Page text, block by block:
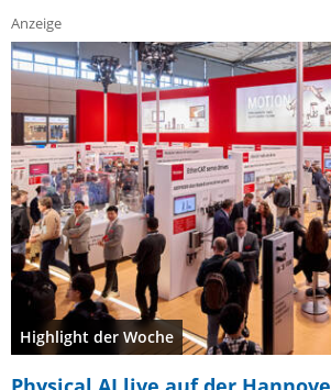
Anzeige
Highlight der Woche